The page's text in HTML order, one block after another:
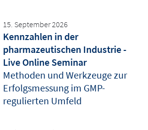
15. September 2026
Kennzahlen in der
pharmazeutischen Industrie -
Live Online Seminar
Methoden und Werkzeuge zur
Erfolgsmessung im GMP-
regulierten Umfeld